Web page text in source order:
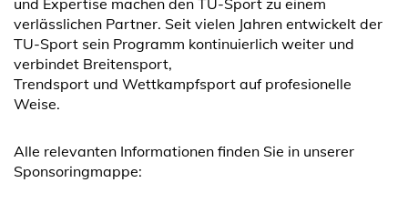
und Expertise machen den TU-Sport zu einem
verlässlichen Partner. Seit vielen Jahren entwickelt der
TU-Sport sein Programm kontinuierlich weiter und
verbindet Breitensport,
Trendsport und Wettkampfsport auf profesionelle
Weise.
Alle relevanten Informationen finden Sie in unserer
Sponsoringmappe: